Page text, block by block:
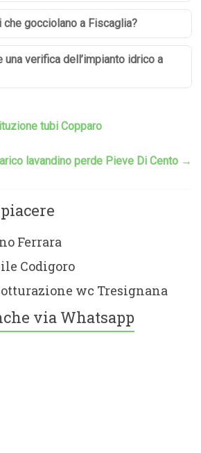
che gocciolano a Fiscaglia?
verifica dell’impianto idrico a
tubi Copparo
lavandino perde Pieve Di Cento →
Ferrara
Codigoro
wc Tresignana
via Whatsapp